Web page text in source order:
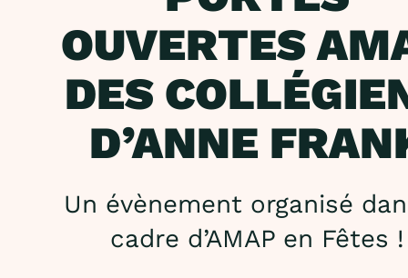
OUVERTES
DES
D’ANNE
Un évènement organisé
cadre d’AMAP en Fêtes !